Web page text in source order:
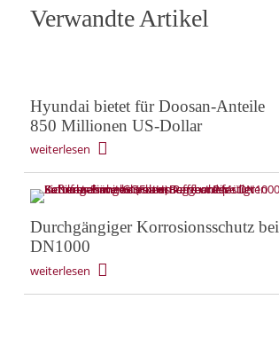
Verwandte Artikel
Hyundai bietet für Doosan-Anteile
850 Millionen US-Dollar
weiterlesen
Durchgängiger Korrosionsschutz bei
DN1000
weiterlesen